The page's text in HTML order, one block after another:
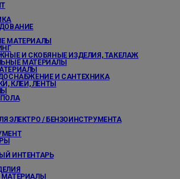
МАТЕРИАЛЫ
И СКОБЯНЫЕ ИЗДЕЛИЯ, ТАКЕЛАЖ
МАТЕРИАЛЫ
И САНТЕХНИКА
КЛЕИ, ЛЕНТЫ
ЭЛЕКТРО / БЕНЗОИНСТРУМЕНТА
ИНТЕНТАРЬ
МАТЕРИАЛЫ